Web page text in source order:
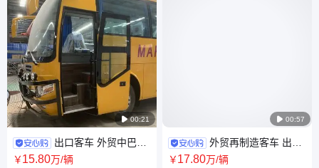
 00:21
出口客车 外贸中巴车
定制 非洲再制造大巴 10米-12
￥15.80万/辆
 00:57
外贸再制造客车 出口
大巴 多座位排布 柴油 定制非洲
￥17.80万/辆